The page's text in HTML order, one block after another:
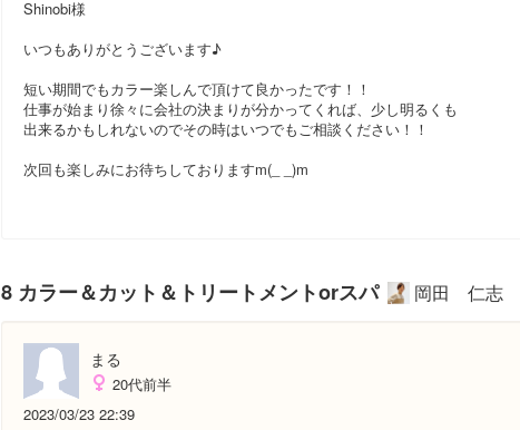
Shinobi様
いつもありがとうございます♪
短い期間でもカラー楽しんで頂けて良かったです！！
仕事が始まり徐々に会社の決まりが分かってくれば、少し明るくも
出来るかもしれないのでその時はいつでもご相談ください！！
次回も楽しみにお待ちしておりますm(_ _)m
8 カラー＆カット＆トリートメントorスパ 岡田 仁志
まる
20代前半
2023/03/23 22:39